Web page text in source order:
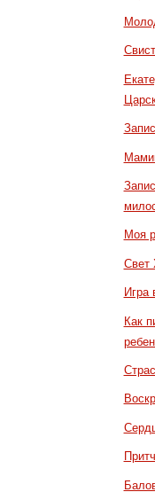
Моя
Свет
Игра
Как